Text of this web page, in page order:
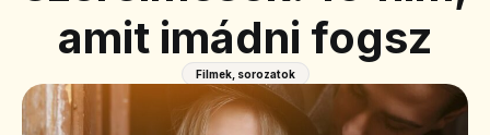
amit imádni fogsz
Filmek, sorozatok